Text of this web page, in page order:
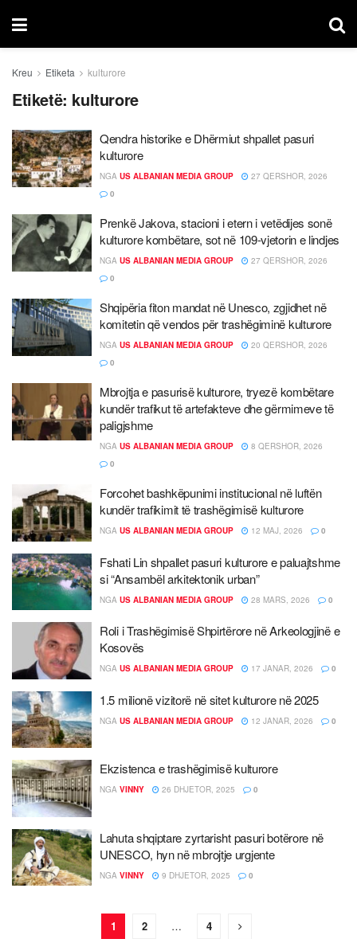
Kreu Etiketa kulturore
Etiketë: kulturore
Qendra historike e Dhërmiut shpallet pasuri
kulturore
NGA US ALBANIAN MEDIA GROUP
27 QERSHOR, 2026
0
Prenkë Jakova, stacioni i etern i vetëdijes sonë
kulturore kombëtare, sot në 109-vjetorin e lindjes
NGA US ALBANIAN MEDIA GROUP
27 QERSHOR, 2026
0
Shqipëria fiton mandat në Unesco, zgjidhet në
komitetin që vendos për trashëgiminë kulturore
NGA US ALBANIAN MEDIA GROUP
20 QERSHOR, 2026
0
Mbrojtja e pasurisë kulturore, tryezë kombëtare
kundër trafikut të artefakteve dhe gërmimeve të
paligjshme
NGA US ALBANIAN MEDIA GROUP
8 QERSHOR, 2026
0
Forcohet bashkëpunimi institucional në luftën
kundër trafikimit të trashëgimisë kulturore
NGA US ALBANIAN MEDIA GROUP 12 MAJ, 2026 0
Fshati Lin shpallet pasuri kulturore e paluajtshme
si “Ansambël arkitektonik urban”
NGA US ALBANIAN MEDIA GROUP 28 MARS, 2026 0
Roli i Trashëgimisë Shpirtërore në Arkeologjinë e
Kosovës
NGA US ALBANIAN MEDIA GROUP 17 JANAR, 2026 0
1.5 milionë vizitorë në sitet kulturore në 2025
NGA US ALBANIAN MEDIA GROUP 12 JANAR, 2026 0
Ekzistenca e trashëgimisë kulturore
NGA VINNY 26 DHJETOR, 2025 0
Lahuta shqiptare zyrtarisht pasuri botërore në
UNESCO, hyn në mbrojtje urgjente
NGA VINNY 9 DHJETOR, 2025 0
1 2 … 4